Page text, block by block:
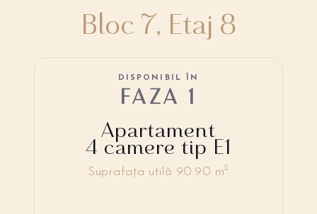
Bloc 7, Etaj 8
Apartament
4 camere tip E1
DISPONIBIL ÎN
FAZA 1
Suprafața utilă 90.90 m2